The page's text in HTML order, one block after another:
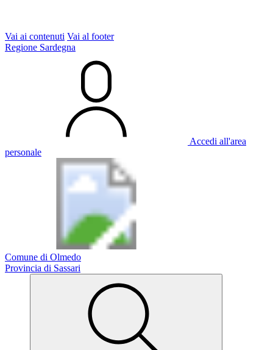
Vai ai contenuti Vai al footer
Regione Sardegna
Accedi all'area
personale
Comune di Olmedo
Provincia di Sassari